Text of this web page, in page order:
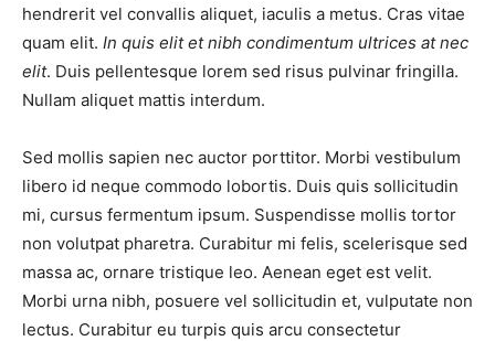
hendrerit vel convallis aliquet, iaculis a metus. Cras vitae
quam elit. In quis elit et nibh condimentum ultrices at nec
elit. Duis pellentesque lorem sed risus pulvinar fringilla.
Nullam aliquet mattis interdum.
Sed mollis sapien nec auctor porttitor. Morbi vestibulum
libero id neque commodo lobortis. Duis quis sollicitudin
mi, cursus fermentum ipsum. Suspendisse mollis tortor
non volutpat pharetra. Curabitur mi felis, scelerisque sed
massa ac, ornare tristique leo. Aenean eget est velit.
Morbi urna nibh, posuere vel sollicitudin et, vulputate non
lectus. Curabitur eu turpis quis arcu consectetur